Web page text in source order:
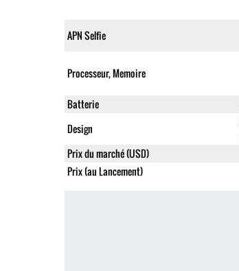
APN Selfie
Processeur, Memoire
Batterie
Design
Prix du marché (USD)
Prix (au Lancement)